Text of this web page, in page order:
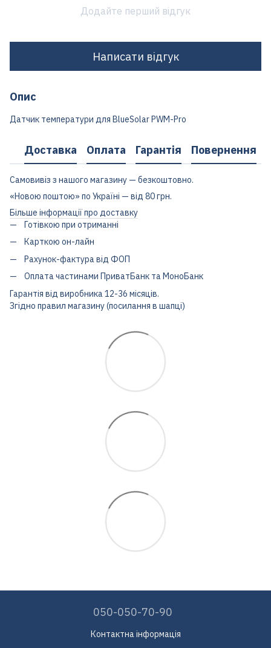
Додайте перший відгук
Написати відгук
Опис
Датчик температури для BlueSolar PWM-Pro
Доставка Оплата Гарантія Повернення
Самовивіз з нашого магазину — безкоштовно.
«Новою поштою» по Україні — від 80 грн.
Більше інформації про доставку
Готівкою при отриманні
Карткою он-лайн
Рахунок-фактура від ФОП
Оплата частинами ПриватБанк та МоноБанк
Гарантія від виробника 12-36 місяців.
Згідно правил магазину (посилання в шапці)
050-050-70-90
Контактна інформація